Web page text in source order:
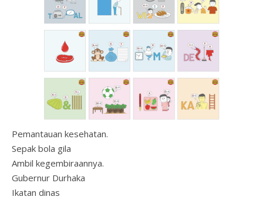
Pemantauan kesehatan.
Sepak bola gila
Ambil kegembiraannya.
Gubernur Durhaka
Ikatan dinas